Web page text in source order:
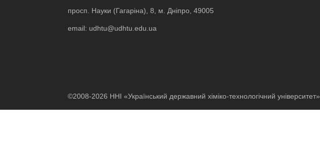
просп. Науки (Гагаріна), 8, м. Дніпро, 49005
email: udhtu@udhtu.edu.ua
©2008-2026 ННІ «Український державний хіміко-технологічний університет»